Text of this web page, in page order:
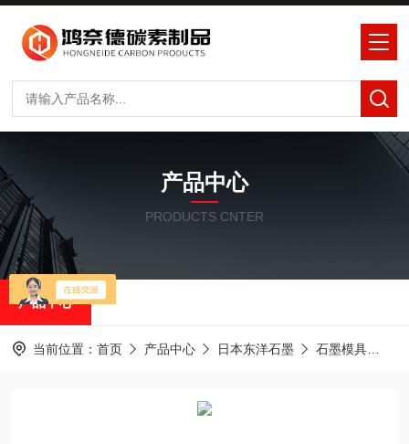
产品中心
PRODUCTS CNTER
产品中心
当前位置： 首页 产品中心 日本东洋石墨 石墨模具